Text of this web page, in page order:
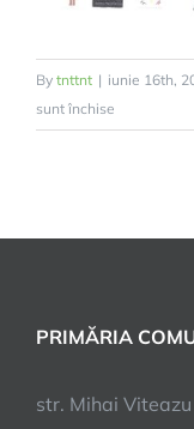
By tnttnt | iunie 16th,
sunt închise
Campania
PRIMĂRIA
str. Mihai